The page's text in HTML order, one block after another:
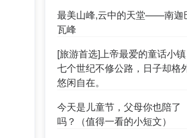
最美山峰,云中的天堂——南迦
瓦峰
[旅游首选]上帝最爱的童话小镇
七个世纪不修公路，日子却格
悠闲自在。
今天是儿童节，父母你也陪了
吗？（值得一看的小短文）